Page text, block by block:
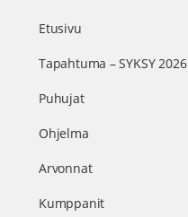
Etusivu
Tapahtuma – SYKSY 2026
Puhujat
Ohjelma
Arvonnat
Kumppanit